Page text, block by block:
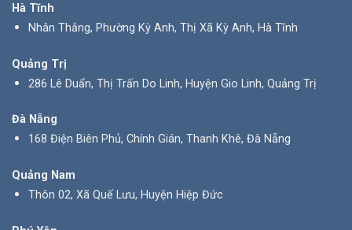
Hà Tĩnh
Nhân Thắng, Phường Kỳ Anh, Thị Xã Kỳ Anh, Hà Tĩnh
Quảng Trị
286 Lê Duẩn, Thị Trấn Do Linh, Huyện Gio Linh, Quảng Trị
Đà Nẵng
168 Điện Biên Phủ, Chính Gián, Thanh Khê, Đà Nẵng
Quảng Nam
Thôn 02, Xã Quế Lưu, Huyện Hiệp Đức